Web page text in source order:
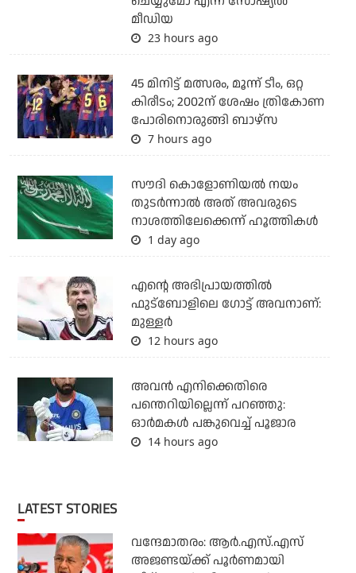
മീഡിയ
23 hours ago
45 മിനിട്ട് മത്സരം, മൂന്ന് ടീം, ഒറ്റ
കിരീടം; 2002ന് ശേഷം ത്രികോണ
പോരിനൊരുങ്ങി ബാഴ്‌സ
7 hours ago
സൗദി കൊളോണിയല്‍ നയം
തുടര്‍ന്നാല്‍ അത് അവരുടെ
നാശത്തിലേക്കെന്ന് ഹൂത്തികള്‍
1 day ago
എന്റെ അഭിപ്രായത്തില്‍
ഫുട്‌ബോളിലെ ഗോട്ട് അവനാണ്:
മുള്ളര്‍
12 hours ago
അവന്‍ എനിക്കെതിരെ
പന്തെറിയില്ലെന്ന് പറഞ്ഞു:
ഓര്‍മകള്‍ പങ്കുവെച്ച് പൂജാര
14 hours ago
LATEST STORIES
വന്ദേമാതരം: ആര്‍.എസ്.എസ്
അജണ്ടയ്ക്ക് പൂര്‍ണമായി